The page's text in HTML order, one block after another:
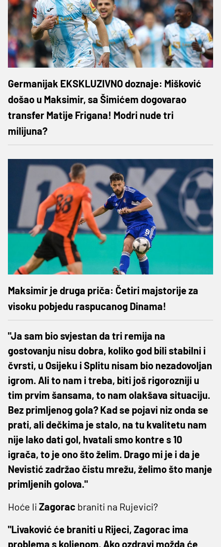
Germanijak EKSKLUZIVNO doznaje: Mišković
došao u Maksimir, sa Šimićem dogovarao
transfer Matije Frigana! Modri nude tri
milijuna?
Maksimir je druga priča: Četiri majstorije za
visoku pobjedu raspucanog Dinama!
"Ja sam bio svjestan da tri remija na
gostovanju nisu dobra, koliko god bili stabilni i
čvrsti, u Osijeku i Splitu nisam bio nezadovoljan
igrom. Ali to nam i treba, biti još rigorozniji u
tim prvim šansama, to nam olakšava situaciju.
Bez primljenog gola? Kad se pojavi niz onda se
prati, ali dečkima je stalo, na tu kvalitetu nam
nije lako dati gol, hvatali smo kontre s 10
igrača, to je ono što želim. Drago mi je i da je
Nevistić zadržao čistu mrežu, želimo što manje
primljenih golova."
Hoće li Zagorac braniti na Rujevici?
"Livaković će braniti u Rijeci, Zagorac ima
problema s koljenom. Ako ozdravi možda će